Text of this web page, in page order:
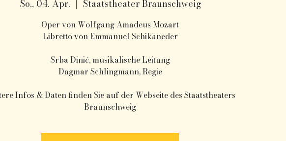
So., 04. Apr.
  |
Staatstheater Braunschweig
Oper von Wolfgang Amadeus Mozart
Libretto von Emmanuel Schikaneder
Srba Dinić, musikalische Leitung
Dagmar Schlingmann, Regie
Infos & Daten finden Sie auf der Webseite des Staatstheaters
Braunschweig